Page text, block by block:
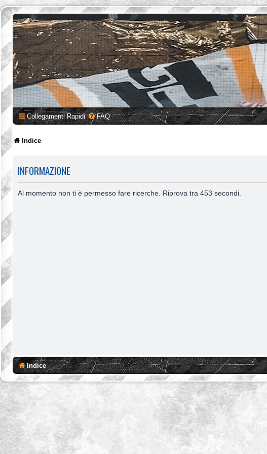
Collegamenti Rapidi FAQ
Indice
INFORMAZIONE
Al momento non ti è permesso fare ricerche. Riprova tra 453 secondi.
Indice